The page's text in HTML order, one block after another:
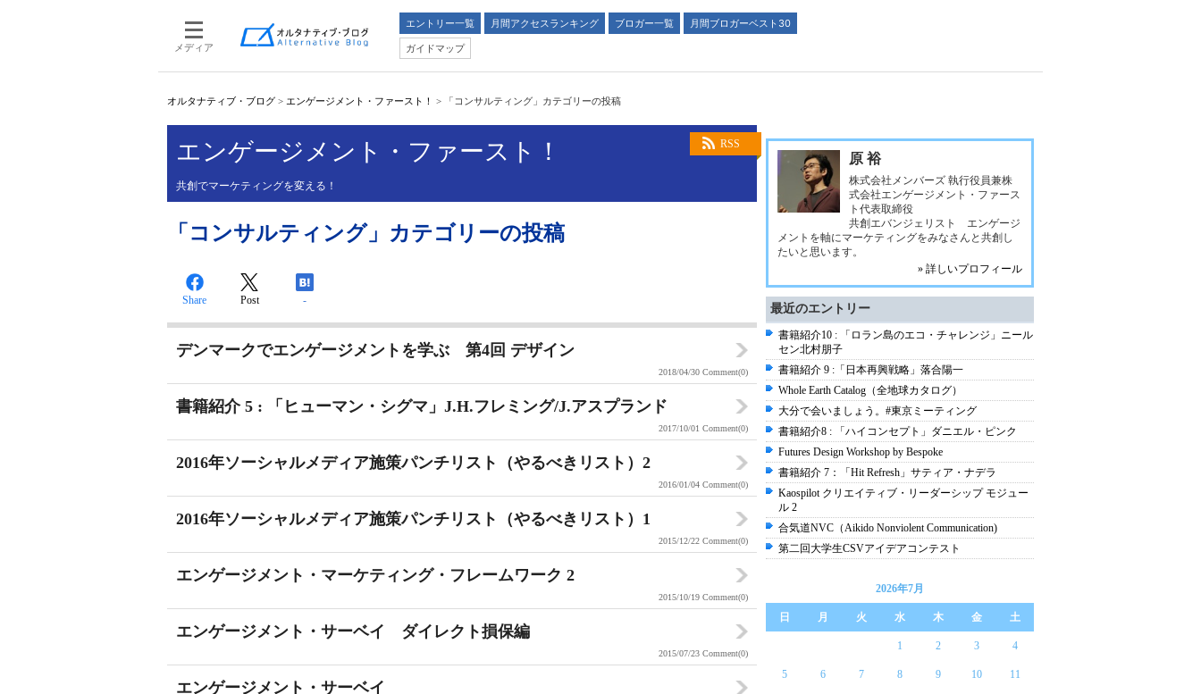
メディア
エントリー一覧 月間アクセスランキング ブロガー一覧
月間ブロガーベスト30
ガイドマップ
オルタナティブ・ブログ > エンゲージメント・ファースト！ > 「コンサルティング」カテゴリーの投稿
RSS
エンゲージメント・ファースト！
共創でマーケティングを変える！
「コンサルティング」カテゴリーの投稿
Share Post -
デンマークでエンゲージメントを学ぶ 第4回 デザイン
2018/04/30 Comment(0)
書籍紹介 5 : 「ヒューマン・シグマ」J.H.フレミング/J.アスプランド
2017/10/01 Comment(0)
2016年ソーシャルメディア施策パンチリスト（やるべきリスト）2
2016/01/04 Comment(0)
2016年ソーシャルメディア施策パンチリスト（やるべきリスト）1
2015/12/22 Comment(0)
エンゲージメント・マーケティング・フレームワーク 2
2015/10/19 Comment(0)
エンゲージメント・サーベイ ダイレクト損保編
2015/07/23 Comment(0)
エンゲージメント・サーベイ
原 裕
株式会社メンバーズ 執行役員兼株
式会社エンゲージメント・ファース
ト代表取締役
共創エバンジェリスト エンゲージ
メントを軸にマーケティングをみなさんと共創し
たいと思います。
» 詳しいプロフィール
最近のエントリー
書籍紹介10 : 「ロラン島のエコ・チャレンジ」ニール
セン北村朋子
書籍紹介 9 :「日本再興戦略」落合陽一
Whole Earth Catalog（全地球カタログ）
大分で会いましょう。#東京ミーティング
書籍紹介8 : 「ハイコンセプト」ダニエル・ピンク
Futures Design Workshop by Bespoke
書籍紹介 7：「Hit Refresh」サティア・ナデラ
Kaospilot クリエイティブ・リーダーシップ モジュー
ル 2
合気道NVC（Aikido Nonviolent Communication)
第二回大学生CSVアイデアコンテスト
2026年7月
日 月 火 水 木 金 土
1 2 3 4
5 6 7 8 9 10 11